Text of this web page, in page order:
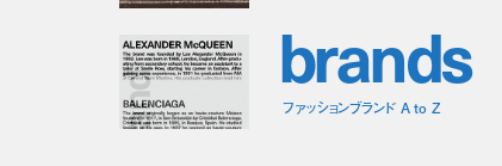
brands
ファッションブランド A to Z